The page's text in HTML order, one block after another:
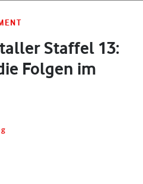
Staffel 13:
Folgen im